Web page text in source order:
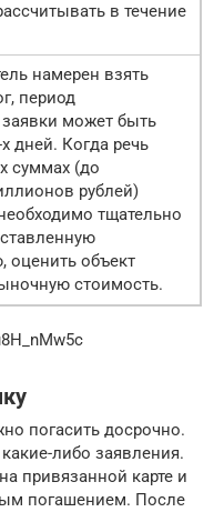
в течение
намерен взять
период
может быть
дней. Когда речь
суммах (до
рублей)
тщательно
оценить объект
стоимость.
погасить досрочно.
либо заявления.
привязанной карте и
погашением. После